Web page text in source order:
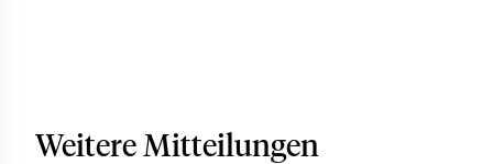
Weitere Mitteilungen